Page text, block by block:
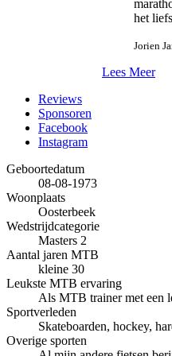
het
Jorien
Lees Meer
Reviews
Sponsoren
Facebook
Instagram
Geboortedatum
08-08-1973
Woonplaats
Oosterbeek
Wedstrijdcategorie
Masters 2
Aantal jaren MTB
kleine 30
Leukste MTB ervaring
Als MTB trainer met een
Sportverleden
Skateboarden, hockey,
Overige sporten